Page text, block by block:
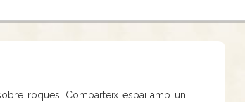
roques. Comparteix espai amb un